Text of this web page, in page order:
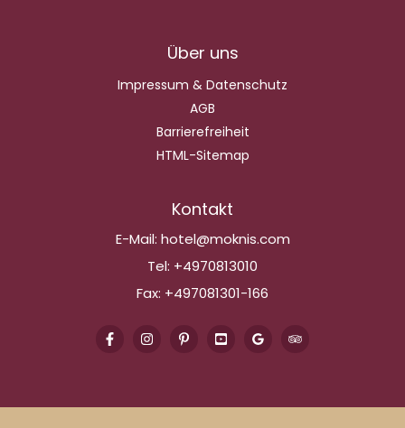
Über uns
Impressum & Datenschutz
AGB
Barrierefreiheit
HTML-Sitemap
Kontakt
E-Mail: hotel@moknis.com
Tel: +4970813010
Fax: +497081301-166